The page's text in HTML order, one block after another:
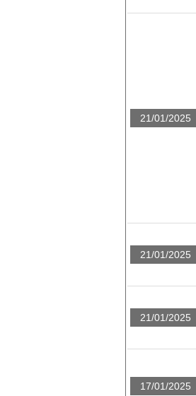
21/01/2025
21/01/2025
21/01/2025
17/01/2025